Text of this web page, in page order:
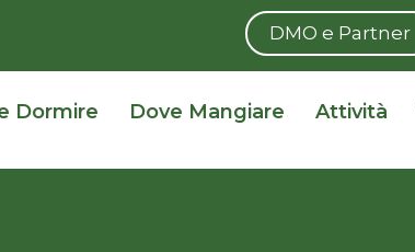
DMO e Partner
Dormire Dove Mangiare Attività